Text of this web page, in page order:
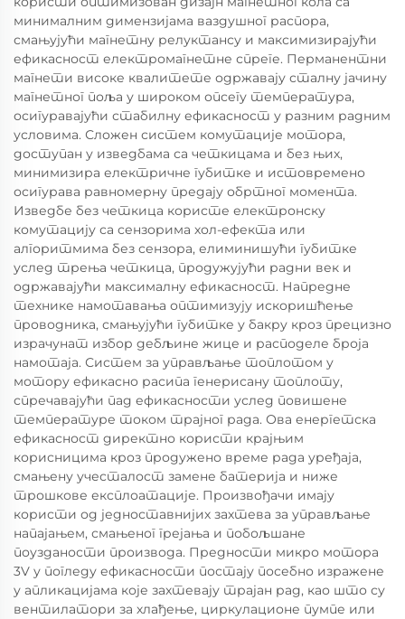
минималним димензијама ваздушног распора,
смањујући магнетну релуктансу и максимизирајући
ефикасност електромагнетне спреге. Перманентни
магнети високе квалитете одржавају сталну јачину
магнетног поља у широком опсегу температура,
осигуравајући стабилну ефикасност у разним радним
условима. Сложен систем комутације мотора,
доступан у изведбама са четкицама и без њих,
минимизира електричне губитке и истовремено
осигурава равномерну предају обртног момента.
Изведбе без четкица користе електронску
комутацију са сензорима хол-ефекта или
алгоритмима без сензора, елиминишући губитке
услед трења четкица, продужујући радни век и
одржавајући максималну ефикасност. Напредне
технике намотавања оптимизују искоришћење
проводника, смањујући губитке у бакру кроз прецизно
израчунат избор дебљине жице и расподеле броја
намотаја. Систем за управљање топлотом у
мотору ефикасно расипа генерисану топлоту,
спречавајући пад ефикасности услед повишене
температуре током трајног рада. Ова енергетска
ефикасност директно користи крајњим
корисницима кроз продужено време рада уређаја,
смањену учесталост замене батерија и ниже
трошкове експлоатације. Произвођачи имају
користи од једноставнијих захтева за управљање
напајањем, смањеног грејања и побољшане
поузданости производа. Предности микро мотора
3V у погледу ефикасности постају посебно изражене
у апликацијама које захтевају трајан рад, као што су
вентилатори за хлађење, циркулационе пумпе или